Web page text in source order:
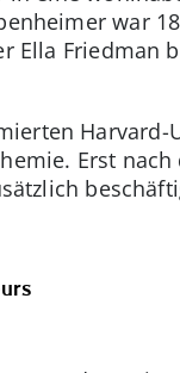
war
Ella Friedman
Erst